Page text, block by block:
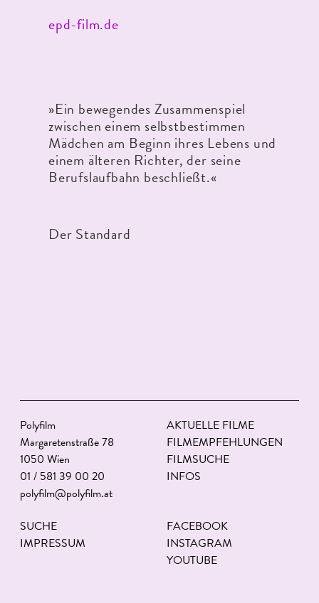
epd-film.de
»Ein bewegendes Zusammenspiel
zwischen einem selbstbestimmen
Mädchen am Beginn ihres Lebens und
einem älteren Richter, der seine
Berufslaufbahn beschließt.«
Der Standard
Polyfilm
Margaretenstraße 78
1050 Wien
01 / 581 39 00 20
polyfilm@polyfilm.at
AKTUELLE FILME
FILMEMPFEHLUNGEN
FILMSUCHE
INFOS
SUCHE
IMPRESSUM
FACEBOOK
INSTAGRAM
YOUTUBE